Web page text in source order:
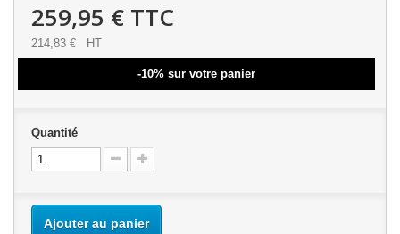
259,95 € TTC
214,83 € HT
-10% sur votre panier
Quantité
Ajouter au panier